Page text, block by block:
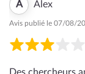
A Alex
Avis publié le 07/08/